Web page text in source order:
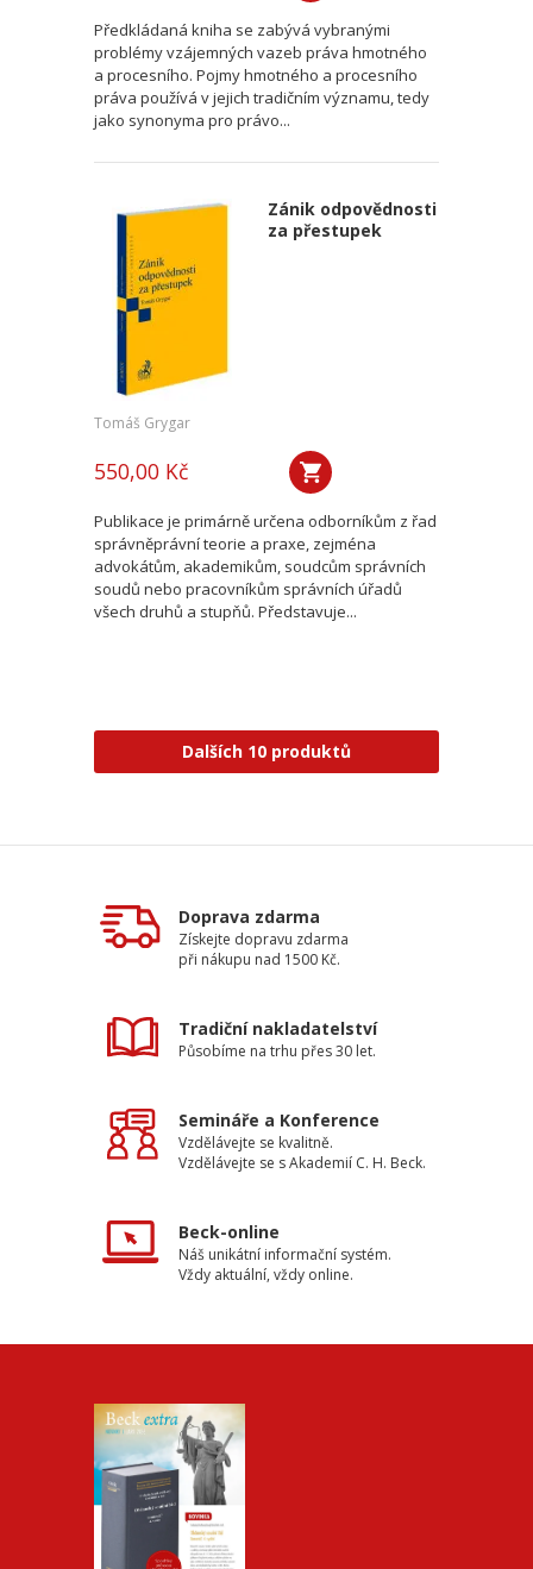
Předkládaná kniha se zabývá vybranými
problémy vzájemných vazeb práva hmotného
a procesního. Pojmy hmotného a procesního
práva používá v jejich tradičním významu, tedy
jako synonyma pro právo...
Zánik odpovědnosti
za přestupek
Tomáš Grygar
550,00 Kč
Publikace je primárně určena odborníkům z řad
správněprávní teorie a praxe, zejména
advokátům, akademikům, soudcům správních
soudů nebo pracovníkům správních úřadů
všech druhů a stupňů. Představuje...
Dalších 10 produktů
Doprava zdarma
Získejte dopravu zdarma
při nákupu nad 1500 Kč.
Tradiční nakladatelství
Působíme na trhu přes 30 let.
Semináře a Konference
Vzdělávejte se kvalitně.
Vzdělávejte se s Akademií C. H. Beck.
Beck-online
Náš unikátní informační systém.
Vždy aktuální, vždy online.